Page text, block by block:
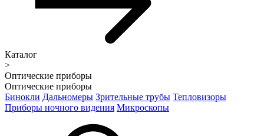
Каталог
>
Оптические приборы
Оптические приборы
Бинокли Дальномеры Зрительные трубы Тепловизоры
Приборы ночного видения Микроскопы